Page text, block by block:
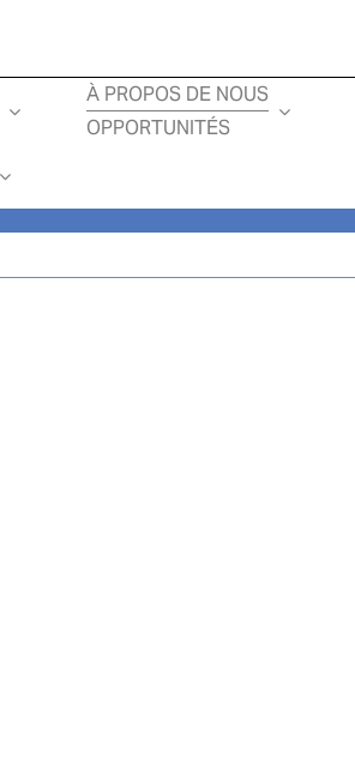
À PROPOS DE NOUS
OPPORTUNITÉS